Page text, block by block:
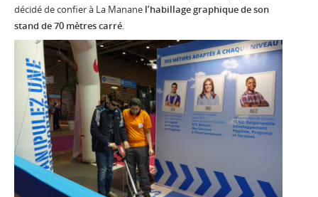
décidé de confier à La Manane l’habillage graphique de son
stand de 70 mètres carré.